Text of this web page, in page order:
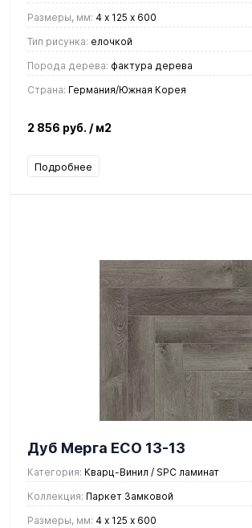
Размеры, мм: 4 х 125 х 600
Тип рисунка: елочкой
Порода дерева: фактура дерева
Страна: Германия/Южная Корея
2 856 руб. / м2
Подробнее
Дуб Мерга ЕСО 13-13
Категория: Кварц-Винил / SPC ламинат
Коллекция: Паркет Замковой
Размеры, мм: 4 х 125 х 600